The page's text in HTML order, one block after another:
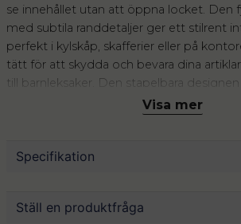
se innehållet utan att öppna locket. Den
med subtila randdetaljer ger ett stilrent
perfekt i kylskåp, skafferier eller på
tätt för att skydda och bevara dina
till barnleksaker. Den stapelbara
ger ett organiserat utseende i alla
Visa mer
Specifikation
Mått
36.5 x 22 x 19.5 cm
Ställ en produktfråga